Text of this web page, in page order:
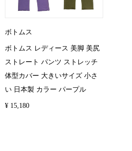
ボトムス
ボトムス レディース 美脚 美尻
ストレート パンツ ストレッチ
体型カバー 大きいサイズ 小さ
い 日本製 カラー パープル
¥ 15,180